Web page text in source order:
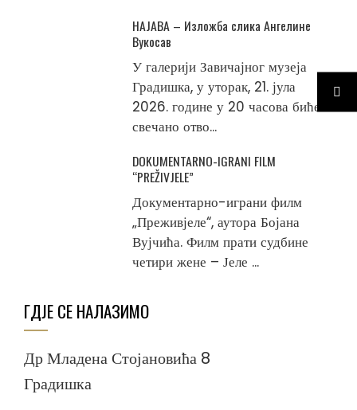
НАЈАВА – Изложба слика Ангелине
Вукосав
У галерији Завичајног музеја
Градишка, у уторак, 21. јула
2026. године у 20 часова биће
свечано отво...
DOKUMENTARNO-IGRANI FILM
“PREŽIVJELE”
Документарно-играни филм
„Преживјеле“, аутора Бојана
Вујчића. Филм прати судбине
четири жене – Јеле ...
ГДЈЕ СЕ НАЛАЗИМО
Др Младена Стојановића 8
Градишка